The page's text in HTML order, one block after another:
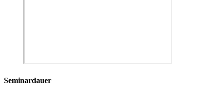
Seminardauer